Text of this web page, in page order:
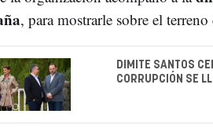
, para mostrarle sobre el
DIMITE SANTOS
CORRUPCIÓN SE